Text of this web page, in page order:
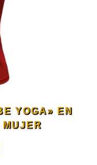
YOGA» EN
MUJER